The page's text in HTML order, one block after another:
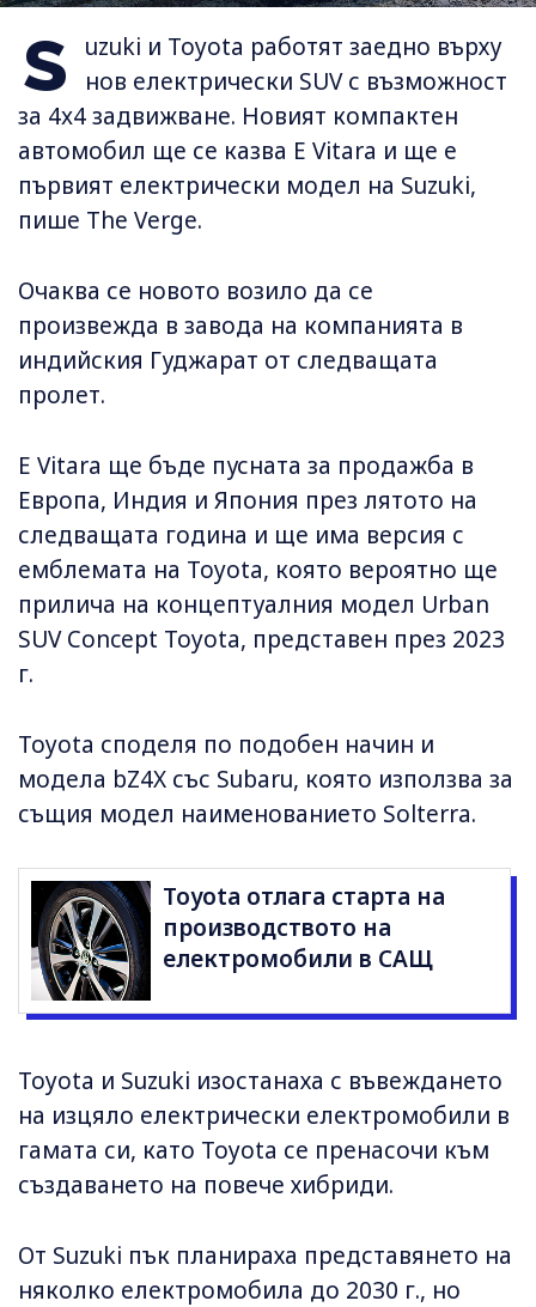
S
uzuki и Toyota работят заедно върху
нов електрически SUV с възможност
за 4x4 задвижване. Новият компактен
автомобил ще се казва E Vitara и ще е
първият електрически модел на Suzuki,
пише The Verge.
Очаква се новото возило да се
произвежда в завода на компанията в
индийския Гуджарат от следващата
пролет.
E Vitara ще бъде пусната за продажба в
Европа, Индия и Япония през лятото на
следващата година и ще има версия с
емблемата на Toyota, която вероятно ще
прилича на концептуалния модел Urban
SUV Concept Toyota, представен през 2023
г.
Toyota споделя по подобен начин и
модела bZ4X със Subaru, която използва за
същия модел наименованието Solterra.
Toyota отлага стартa на
производството на
електромобили в САЩ
Toyota и Suzuki изостанаха с въвеждането
на изцяло електрически електромобили в
гамата си, като Toyota се пренасочи към
създаването на повече хибриди.
От Suzuki пък планираха представянето на
няколко електромобила до 2030 г., но